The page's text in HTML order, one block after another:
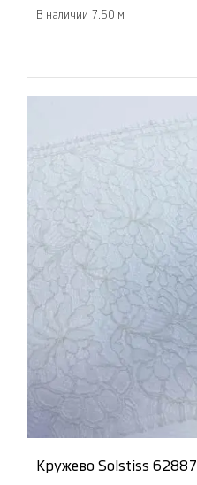
В наличии 7.50 м
Кружево Solstiss 62887